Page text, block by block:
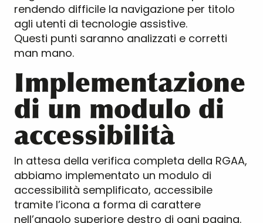
rendendo difficile la navigazione per titolo
agli utenti di tecnologie assistive.
Questi punti saranno analizzati e corretti
man mano.
Implementazione
di un modulo di
accessibilità
In attesa della verifica completa della RGAA,
abbiamo implementato un modulo di
accessibilità semplificato, accessibile
tramite l’icona a forma di carattere
nell’angolo superiore destro di ogni pagina.